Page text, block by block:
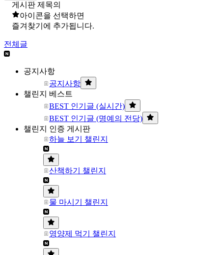
게시판 제목의
아이콘을 선택하면
즐겨찾기에 추가됩니다.
전체글
공지사항
공지사항
챌린지 베스트
BEST 인기글 (실시간)
BEST 인기글 (명예의 전당)
챌린지 인증 게시판
하늘 보기 챌린지
산책하기 챌린지
물 마시기 챌린지
영양제 먹기 챌린지